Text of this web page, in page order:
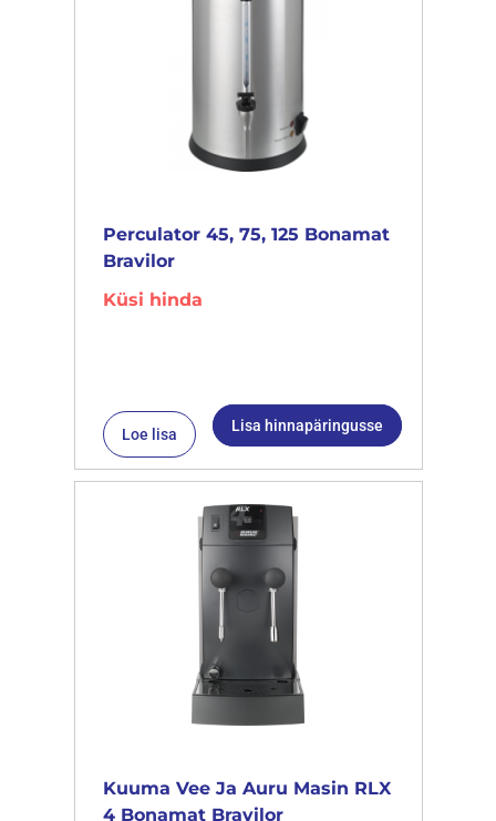
Perculator 45, 75, 125 Bonamat
Bravilor
Küsi hinda
Loe lisa Lisa hinnapäringusse
Kuuma Vee Ja Auru Masin RLX
4 Bonamat Bravilor